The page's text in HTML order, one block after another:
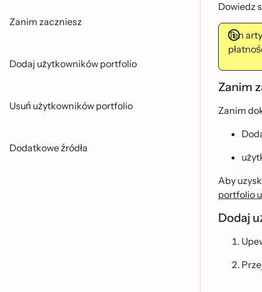
Zanim zaczniesz
Dodaj użytkowników portfolio
Usuń użytkowników portfolio
Dodatkowe źródła
Dowiedz
Ten
Zanim
Zanim
Aby
portfolio
Dodaj